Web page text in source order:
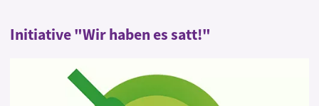
Initiative "Wir haben es satt!"